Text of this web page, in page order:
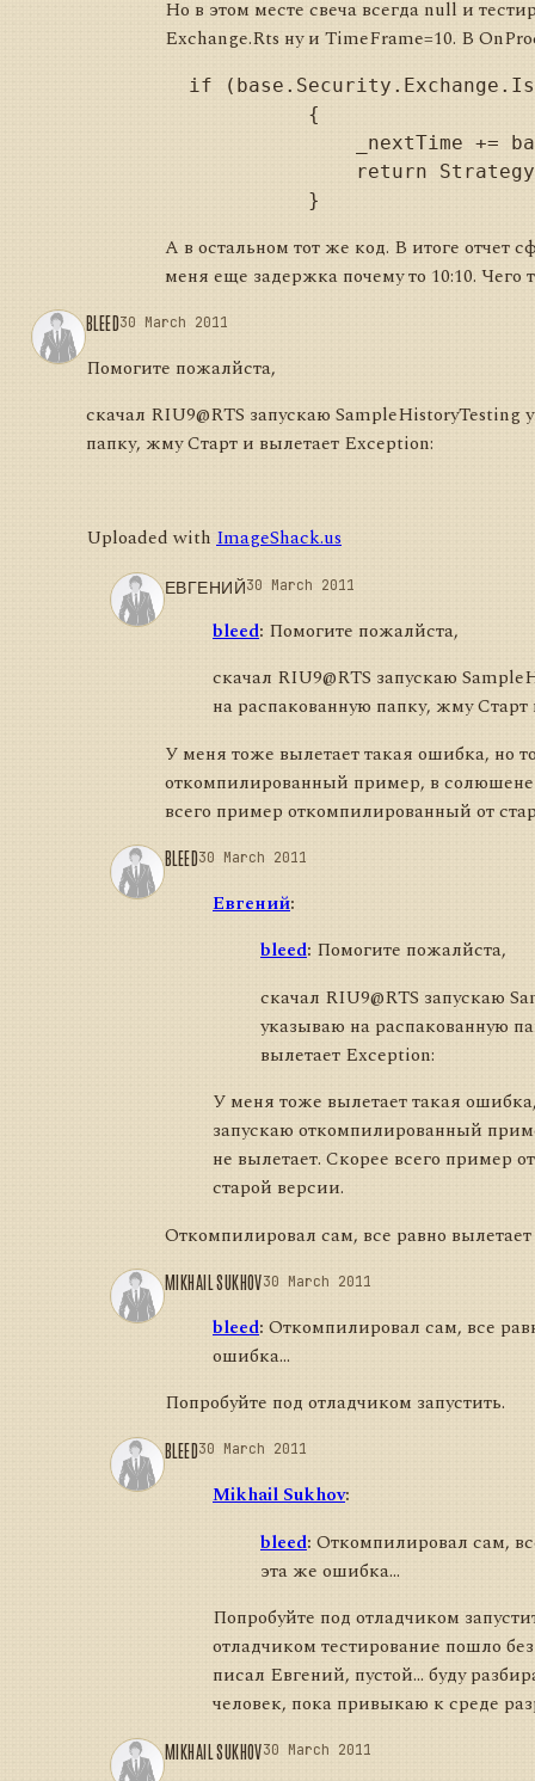
Но в этом месте свеча всегда null и
Exchange.Rts ну и TimeFrame=10. В
if
            {
_nextTime +=
return
А в остальном тот же код. В итоге отчет
меня еще задержка почему то 10:10. Чего
BLEED30 March 2011
Помогите пожалйста,
скачал RIU9@RTS запускаю SampleHistoryTesting
папку, жму Старт и вылетает Exception:
Uploaded with ImageShack.us
ЕВГЕНИЙ30 March 2011
bleed: Помогите пожалйста,
скачал RIU9@RTS запускаю
на распакованную папку, жму
У меня тоже вылетает такая ошибка, но
откомпилированный пример, в
всего пример откомпилированный от
BLEED30 March 2011
Евгений:
bleed: Помогите пожалйста,
скачал RIU9@RTS запускаю
указываю на распакованную
вылетает Exception:
У меня тоже вылетает такая
запускаю откомпилированный
не вылетает. Скорее всего пример
старой версии.
Откомпилировал сам, все равно
MIKHAIL SUKHOV30 March 2011
bleed: Откомпилировал сам, все
ошибка...
Попробуйте под отладчиком запустить.
BLEED30 March 2011
Mikhail Sukhov:
bleed: Откомпилировал сам,
эта же ошибка...
Попробуйте под отладчиком
отладчиком тестирование пошло
писал Евгений, пустой... буду
человек, пока привыкаю к среде
MIKHAIL SUKHOV30 March 2011